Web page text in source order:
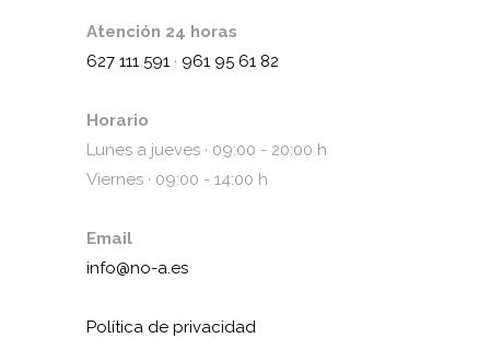
Atención 24 horas
627 111 591 · 961 95 61 82
Horario
Lunes a jueves · 09:00 - 20:00 h
Viernes · 09:00 - 14:00 h
Email
info@no-a.es
Política de privacidad